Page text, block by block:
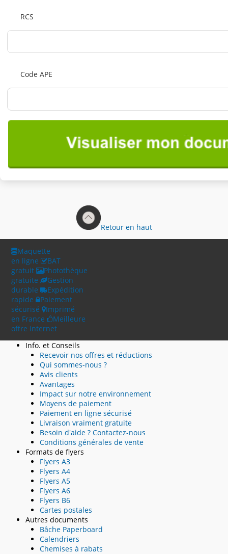
RCS
Code APE
Retour en haut
Maquette
en ligne
BAT
gratuit
Photothèque
gratuite
Gestion
durable
Expédition
rapide
Paiement
sécurisé
Imprimé
en France
Meilleure
offre internet
Info. et Conseils
Recevoir nos offres et réductions
Qui sommes-nous ?
Avis clients
Avantages
Impact sur notre environnement
Moyens de paiement
Paiement en ligne sécurisé
Livraison vraiment gratuite
Besoin d'aide ? Contactez-nous
Conditions générales de vente
Formats de flyers
Flyers A3
Flyers A4
Flyers A5
Flyers A6
Flyers B6
Cartes postales
Autres documents
Bâche Paperboard
Calendriers
Chemises à rabats